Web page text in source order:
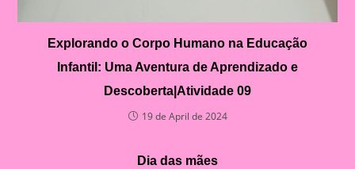
Explorando o Corpo Humano na Educação
Infantil: Uma Aventura de Aprendizado e
Descoberta|Atividade 09
19 de April de 2024
Dia das mães